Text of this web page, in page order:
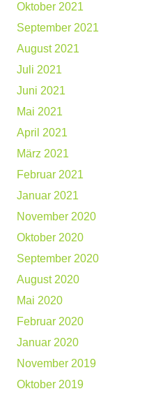
Oktober 2021
September 2021
August 2021
Juli 2021
Juni 2021
Mai 2021
April 2021
März 2021
Februar 2021
Januar 2021
November 2020
Oktober 2020
September 2020
August 2020
Mai 2020
Februar 2020
Januar 2020
November 2019
Oktober 2019